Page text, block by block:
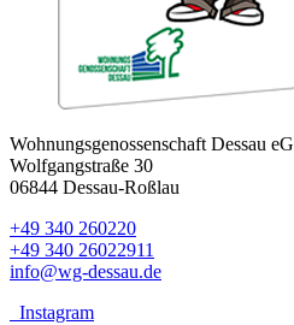
Wohnungsgenossenschaft Dessau eG
Wolfgangstraße 30
06844 Dessau-Roßlau
+49 340 260220
+49 340 26022911
info@wg-dessau.de
Instagram